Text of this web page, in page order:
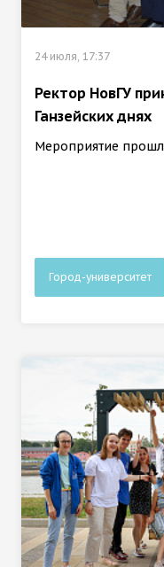
24 июля, 17:37
Ректор НовГУ
Ганзейских днях
Мероприятие
Город-университет